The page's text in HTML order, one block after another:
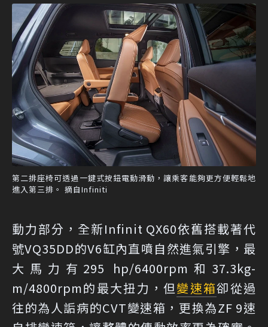
第二排座椅可透過一鍵式按鈕電動滑動，讓乘客能夠更方便輕鬆地
進入第三排。 摘自Infiniti
動力部分，全新Infinit QX60依舊搭載著代
號VQ35DD的V6缸內直噴自然進氣引擎，最
大馬力有295 hp/6400rpm和37.3kg-
m/4800rpm的最大扭力，但變速箱卻從過
往的為人詬病的CVT變速箱，更換為ZF 9速